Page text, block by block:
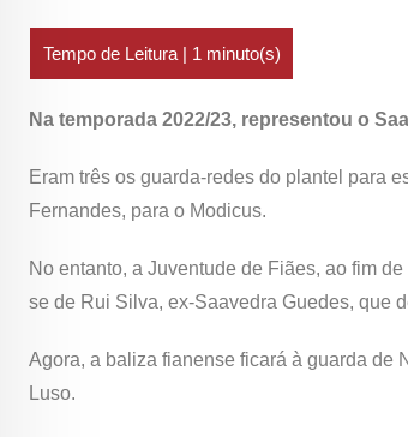
Na temporada 2022/23, representou o
Eram três os guarda-redes do plantel para
Fernandes, para o Modicus.
No entanto, a Juventude de Fiães, ao fim
se de Rui Silva, ex-Saavedra Guedes, que
Agora, a baliza fianense ficará à guarda de
Luso.